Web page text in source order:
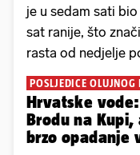
je u sedam sati
sat ranije, što
rasta od nedjelje
POSLJEDICE OLUJNOG
Hrvatske
Brodu na Kupi,
brzo opadanje